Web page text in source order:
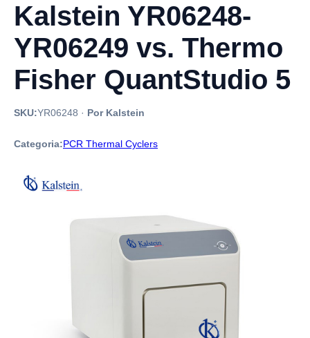
Kalstein YR06248-
YR06249 vs. Thermo
Fisher QuantStudio 5
SKU:YR06248 · Por Kalstein
Categoria:PCR Thermal Cyclers